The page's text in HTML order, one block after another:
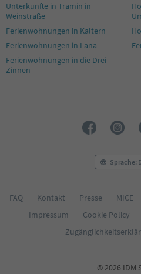
Unterkünfte in Tramin in
Weinstraße
Ferienwohnungen in Kaltern
Ferienwohnungen in Lana
Ferienwohnungen in die Drei
Zinnen
Sprache:
FAQ Kontakt Presse MICE
Impressum
Cookie Policy
© 2026 IDM